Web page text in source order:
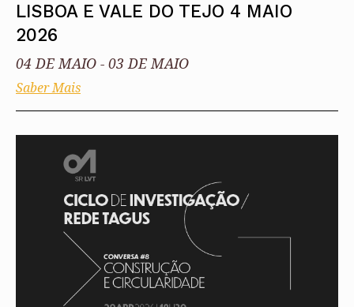
LISBOA E VALE DO TEJO 4 MAIO
2026
04 DE MAIO - 03 DE MAIO
Saber Mais